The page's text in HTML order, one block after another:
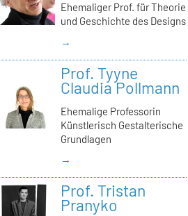
Ehemaliger Prof. für Theorie
und Geschichte des Designs
→
Prof. Tyyne
Claudia Pollmann
Ehemalige Professorin
Künstlerisch Gestalterische
Grundlagen
→
Prof. Tristan
Pranyko